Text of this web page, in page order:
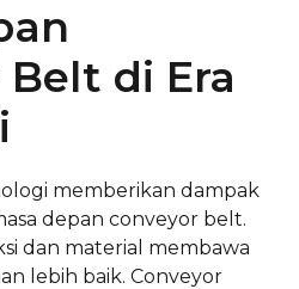
Belt di Era
memberikan dampak
depan conveyor belt.
dan material membawa
lebih baik. Conveyor